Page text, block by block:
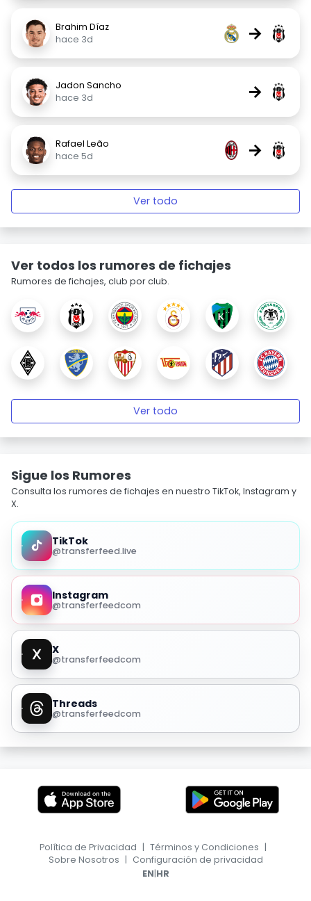
Brahim Díaz
hace 3d
→
Jadon Sancho
hace 3d
→
Rafael Leão
hace 5d
→
Ver todo
Ver todos los rumores de fichajes
Rumores de fichajes, club por club.
Ver todo
Sigue los Rumores
Consulta los rumores de fichajes en nuestro TikTok, Instagram y
X.
TikTok
@transferfeed.live
Instagram
@transferfeedcom
X
@transferfeedcom
Threads
@transferfeedcom
Política de Privacidad | Términos y Condiciones |
Sobre Nosotros | Configuración de privacidad
EN|HR